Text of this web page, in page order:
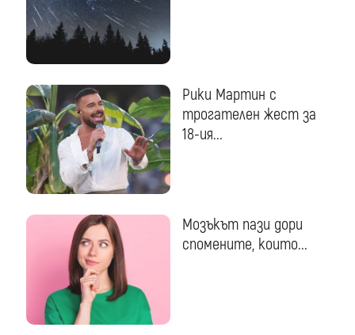
Рики Мартин с
трогателен жест за
18-ия...
Мозъкът пази дори
спомените, които...